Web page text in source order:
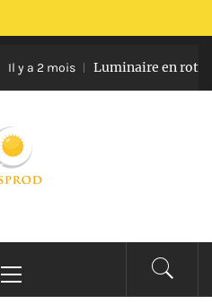
mois Luminaire en rotin et
Délicieux Plats
principal